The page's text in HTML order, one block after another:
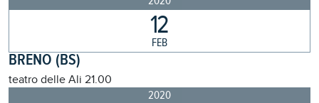
12
FEB
BRENO (BS)
teatro delle Ali 21.00
2020